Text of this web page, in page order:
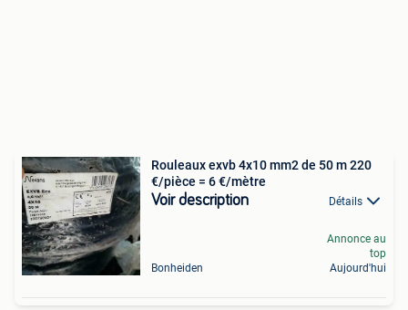
Rouleaux exvb 4x10 mm2 de 50 m 220
€/pièce = 6 €/mètre
Voir description Détails
Bonheiden
Annonce au
top
Aujourd'hui